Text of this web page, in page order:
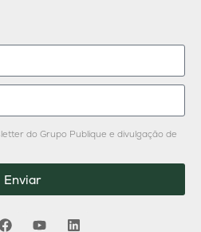
do Grupo Publique e divulgação de
Enviar